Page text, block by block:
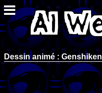
Dessin animé : Genshiken